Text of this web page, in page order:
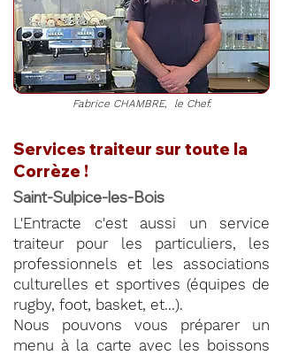
Fabrice CHAMBRE, le Chef.
Services traiteur sur toute la
Corrèze !
Saint-Sulpice-les-Bois
L'Entracte c'est aussi un service
traiteur pour les particuliers, les
professionnels et les associations
culturelles et sportives (équipes de
rugby, foot, basket, et...).
Nous pouvons vous préparer un
menu à la carte avec les boissons